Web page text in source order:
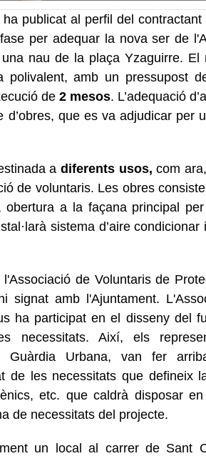
ha publicat al perfil del
per adequar la nova ser de
nau de la plaça Yzaguirre. El
polivalent, amb un pressupost
de2 mesos. L’adequació
d’obres, que es va adjudicar per
a diferents usos, com
de voluntaris. Les obres
obertura a la façana principal
sistema d’aire
de Voluntaris de
signat amb l'Ajuntament.
ha participat en el disseny del
necessitats. Així, els
Guàrdia Urbana, van fer
de les necessitats que defineix
etc. que caldrà disposar
de necessitats del projecte.
un local al carrer de Sant